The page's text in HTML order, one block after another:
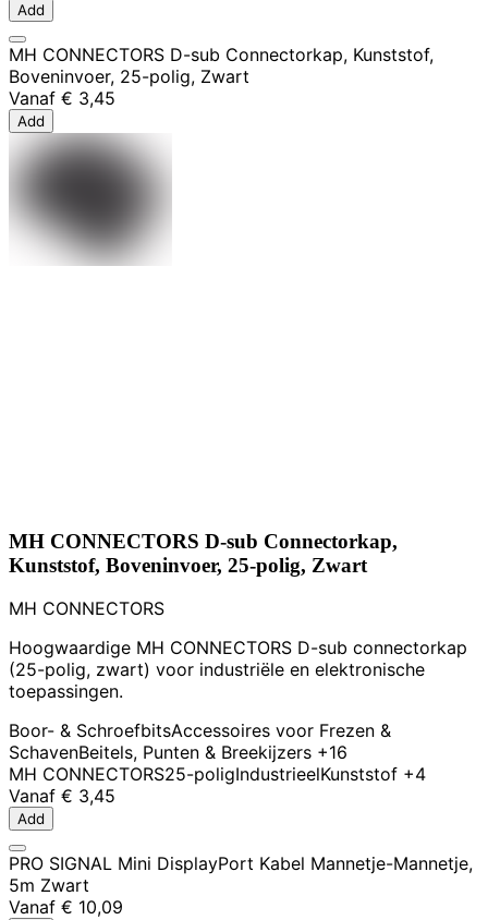
Add
MH CONNECTORS D-sub Connectorkap, Kunststof,
Boveninvoer, 25-polig, Zwart
Vanaf € 3,45
Add
MH CONNECTORS D-sub Connectorkap,
Kunststof, Boveninvoer, 25-polig, Zwart
MH CONNECTORS
Hoogwaardige MH CONNECTORS D-sub connectorkap
(25-polig, zwart) voor industriële en elektronische
toepassingen.
Boor- & SchroefbitsAccessoires voor Frezen &
SchavenBeitels, Punten & Breekijzers +16
MH CONNECTORS25-poligIndustrieelKunststof +4
Vanaf € 3,45
Add
PRO SIGNAL Mini DisplayPort Kabel Mannetje-Mannetje,
5m Zwart
Vanaf € 10,09